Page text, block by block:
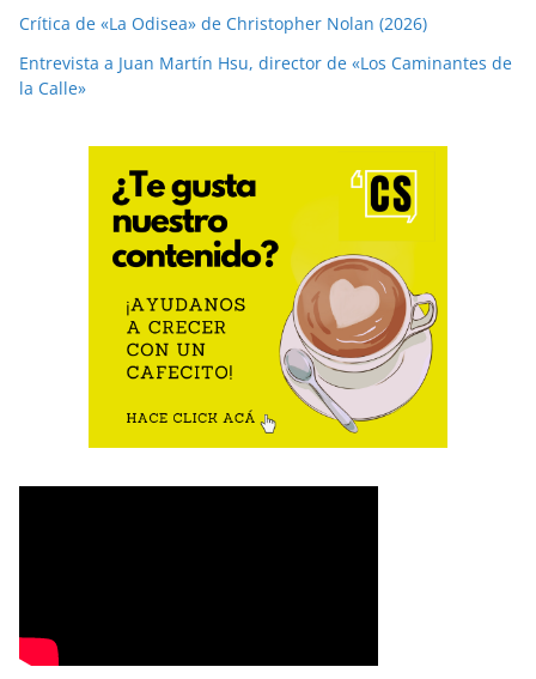
Crítica de «La Odisea» de Christopher Nolan (2026)
Entrevista a Juan Martín Hsu, director de «Los Caminantes de
la Calle»